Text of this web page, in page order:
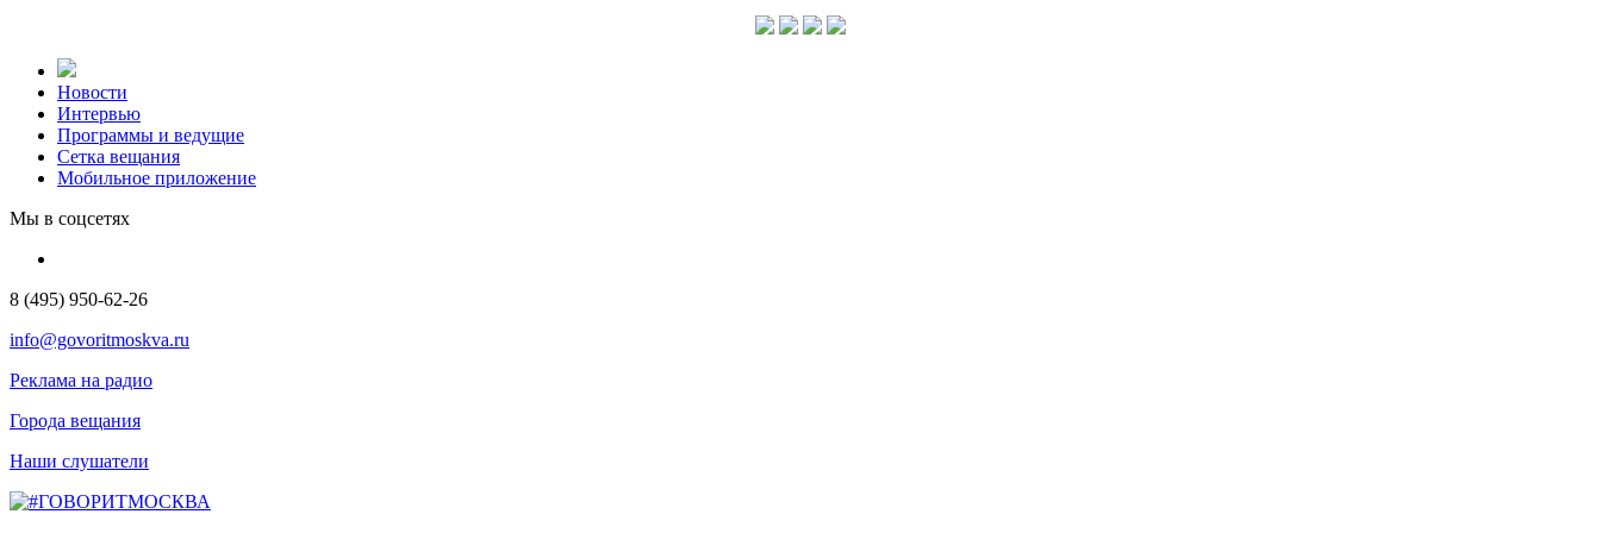
Новости
Интервью
Программы и ведущие
Сетка вещания
Мобильное приложение
Мы в соцсетях
8 (495) 950-62-26
info@govoritmoskva.ru
Реклама на радио
Города вещания
Наши слушатели